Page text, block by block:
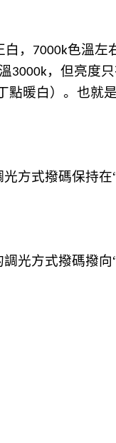
， 7000k色溫左
3000k，但亮度
點暖白）。也就
方式撥碼保持在
光方式撥碼撥向